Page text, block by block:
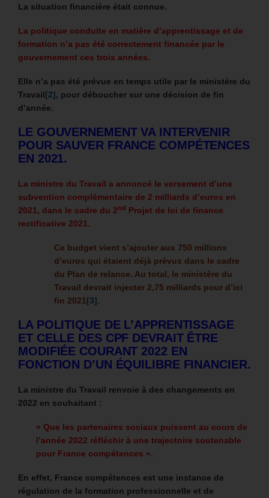
La situation financière était connue.
La politique conduite en matière d’apprentissage et de
formation n’a pas été correctement financée par le
gouvernement ces trois années.
Elle n’a pas été prévue en temps utile par le ministère du
Travail[2], pour déboucher sur une décision de fin
d’année.
LE GOUVERNEMENT VA INTERVENIR
POUR SAUVER FRANCE COMPÉTENCES
EN 2021.
La ministre du Travail a annoncé le versement d’une
subvention complémentaire de 2 milliards d’euros en
2021, dans le cadre du 2nd Projet de loi de finance
rectificative 2021.
Ce budget vient s’ajouter aux 750 millions
d’euros qui étaient déjà prévus dans le cadre
du Plan de relance. Au total, le ministère du
Travail devrait injecter 2,75 milliards pour d’ici
fin 2021[3].
LA POLITIQUE DE L’APPRENTISSAGE
ET CELLE DES CPF DEVRAIT ÊTRE
MODIFIÉE COURANT 2022 EN
FONCTION D’UN ÉQUILIBRE FINANCIER.
La ministre du Travail renvoie à des changements en
2022 en souhaitant :
« Que les partenaires sociaux puissent au cours de
l’année 2022 réfléchir à une trajectoire soutenable
pour France compétences ».
En effet, France compétences est une instance de
régulation de la formation professionnelle et de